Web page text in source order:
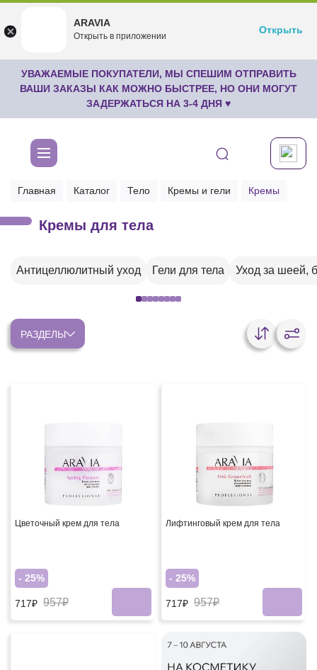
undefined
Бесплатноru.aravia.new
Открыть
УВАЖАЕМЫЕ ПОКУПАТЕЛИ, МЫ СПЕШИМ ОТПРАВИТЬ
ВАШИ ЗАКАЗЫ КАК МОЖНО БЫСТРЕЕ, НО ОНИ МОГУТ
ЗАДЕРЖАТЬСЯ НА 3-4 ДНЯ ♥
Главная Каталог Тело Кремы и гели Кремы
Кремы для тела
Антицеллюлитный уход Гели для тела Уход за шеей,
РАЗДЕЛЫ
Цветочный крем для тела
- 25%
717₽ 957₽
Лифтинговый крем для тела
- 25%
717₽ 957₽
ARAVIA
Открыть в приложении
Открыть